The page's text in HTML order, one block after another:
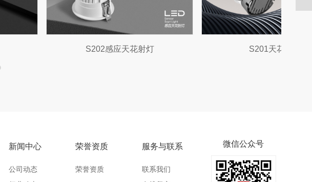
LED高压灯带（20CM一剪） HF高端线型照明开关电源
新闻中心
公司动态
荣誉资质
荣誉资质
服务与联系
联系我们
微信公众号